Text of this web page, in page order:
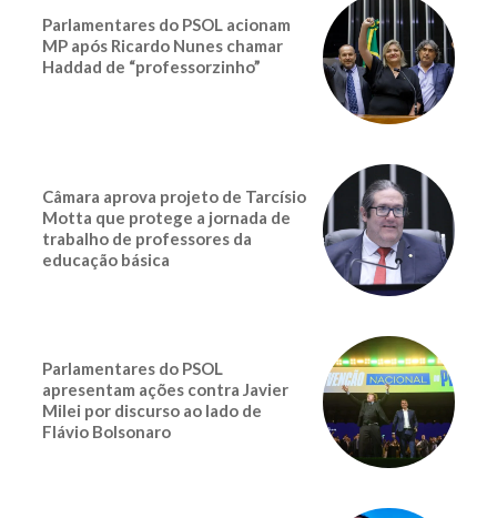
Parlamentares do PSOL acionam
MP após Ricardo Nunes chamar
Haddad de “professorzinho”
Câmara aprova projeto de Tarcísio
Motta que protege a jornada de
trabalho de professores da
educação básica
Parlamentares do PSOL
apresentam ações contra Javier
Milei por discurso ao lado de
Flávio Bolsonaro